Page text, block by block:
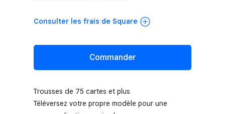
Consulter les frais de Square
Commander
Trousses de 75 cartes et plus
Téléversez votre propre modèle pour une